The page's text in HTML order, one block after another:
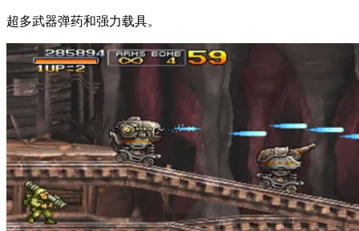
超多武器弹药和强力载具。